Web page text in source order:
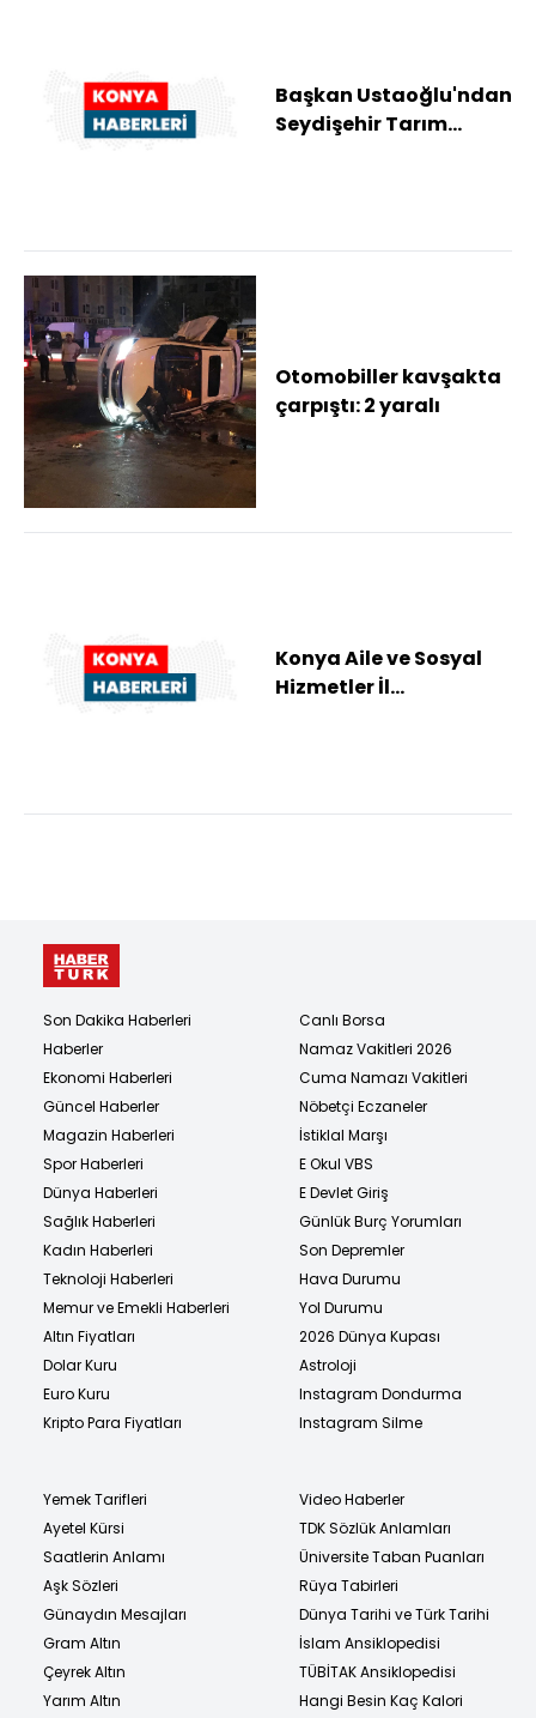
Başkan Ustaoğlu'ndan
Seydişehir Tarım
Otomobiller kavşakta
çarpıştı: 2 yaralı
Konya Aile ve Sosyal
Hizmetler İl
Son Dakika Haberleri
Haberler
Ekonomi Haberleri
Güncel Haberler
Magazin Haberleri
Spor Haberleri
Dünya Haberleri
Sağlık Haberleri
Kadın Haberleri
Teknoloji Haberleri
Memur ve Emekli Haberleri
Altın Fiyatları
Dolar Kuru
Euro Kuru
Kripto Para Fiyatları
Canlı Borsa
Namaz Vakitleri 2026
Cuma Namazı Vakitleri
Nöbetçi Eczaneler
İstiklal Marşı
E Okul VBS
E Devlet Giriş
Günlük Burç Yorumları
Son Depremler
Hava Durumu
Yol Durumu
2026 Dünya Kupası
Astroloji
Instagram Dondurma
Instagram Silme
Yemek Tarifleri
Ayetel Kürsi
Saatlerin Anlamı
Aşk Sözleri
Günaydın Mesajları
Gram Altın
Çeyrek Altın
Yarım Altın
Video Haberler
TDK Sözlük Anlamları
Üniversite Taban Puanları
Rüya Tabirleri
Dünya Tarihi ve Türk Tarihi
İslam Ansiklopedisi
TÜBİTAK Ansiklopedisi
Hangi Besin Kaç Kalori